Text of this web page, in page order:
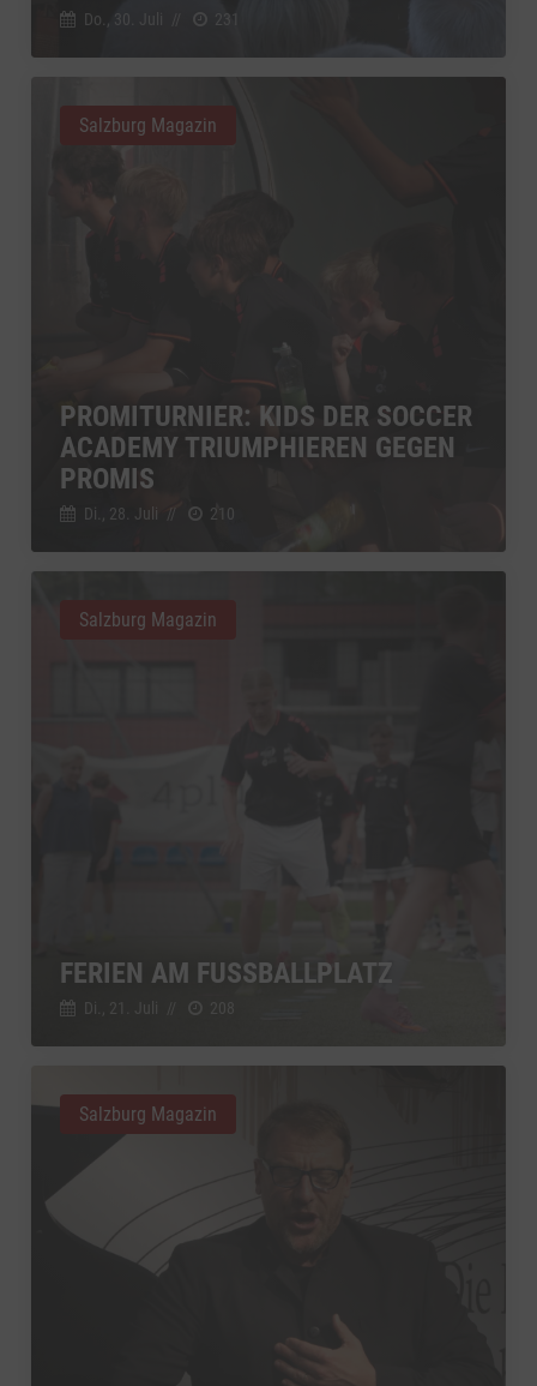
Do., 30. Juli 231
PROMITURNIER: KIDS DER SOCCER
ACADEMY TRIUMPHIEREN GEGEN
PROMIS
Di., 28. Juli // 210
Salzburg Magazin
FERIEN AM FUSSBALLPLATZ
Di., 21. Juli 208
Salzburg Magazin
Salzburg Magazin